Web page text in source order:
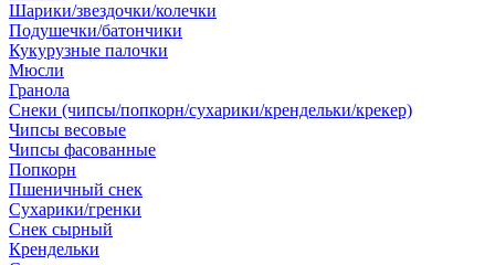
Шарики/звездочки/колечки
Подушечки/батончики
Кукурузные палочки
Мюсли
Гранола
Снеки (чипсы/попкорн/сухарики/крендельки/крекер)
Чипсы весовые
Чипсы фасованные
Попкорн
Пшеничный снек
Сухарики/гренки
Снек сырный
Крендельки